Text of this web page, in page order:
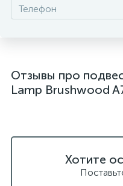
светильники над
светильники подвесные
Отзывы про
Lamp Brushwood
Хотите